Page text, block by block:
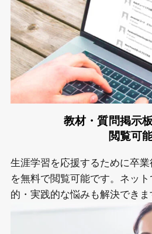
教材・質問掲示
閲覧可
生涯学習を応援するために卒
を無料で閲覧可能です。ネッ
的・実践的な悩みも解決できま